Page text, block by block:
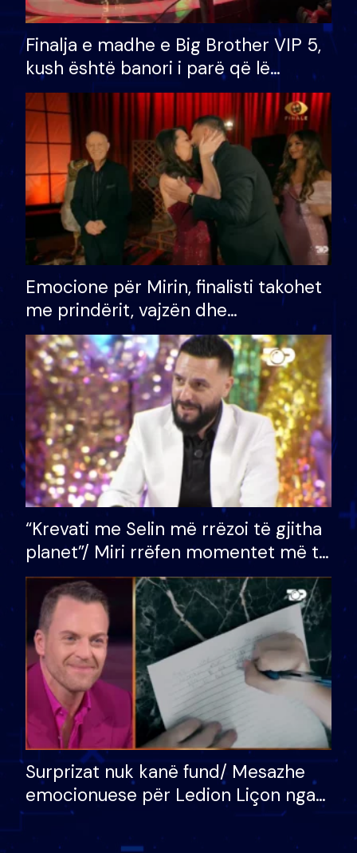
Finalja e madhe e Big Brother VIP 5,
kush është banori i parë që lë
shtëpinë dhe humb mundësinë për
të fituar çmimin e madh
Emocione për Mirin, finalisti takohet
me prindërit, vajzën dhe
bashkëshorten: S’kemi ndonjë letër
divorci apo jo?
“Krevati me Selin më rrëzoi të gjitha
planet”/ Miri rrëfen momentet më të
bukura në shtëpinë e BB VIP: Do më
mungojë zilja e mëngjesit kur…
Surprizat nuk kanë fund/ Mesazhe
emocionuese për Ledion Liçon nga
nëna dhe fëmijët e tij, moderatori
nuk i mban dot lotët: Nuk meritoj…